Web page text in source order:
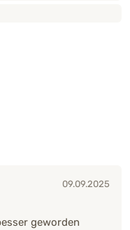
09.09.2025
geworden